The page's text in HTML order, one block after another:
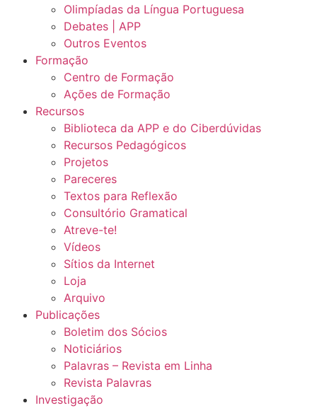
Olimpíadas da Língua Portuguesa
Debates | APP
Outros Eventos
Formação
Centro de Formação
Ações de Formação
Recursos
Biblioteca da APP e do Ciberdúvidas
Recursos Pedagógicos
Projetos
Pareceres
Textos para Reflexão
Consultório Gramatical
Atreve-te!
Vídeos
Sítios da Internet
Loja
Arquivo
Publicações
Boletim dos Sócios
Noticiários
Palavras – Revista em Linha
Revista Palavras
Investigação